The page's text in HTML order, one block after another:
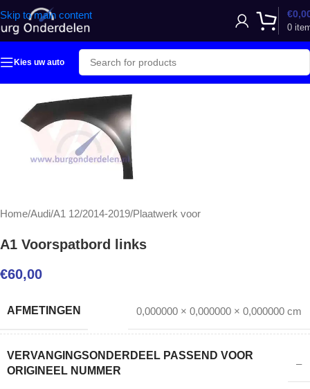
Skip to main content
0
€
Kies uw auto
Home/Audi/A1 12/2014-2019/Plaatwerk voor
A1 Voorspatbord links
€60,00
AFMETINGEN 0,000000 × 0,000000 × 0,000000 cm
VERVANGINGSONDERDEEL PASSEND VOOR
ORIGINEEL NUMMER
–